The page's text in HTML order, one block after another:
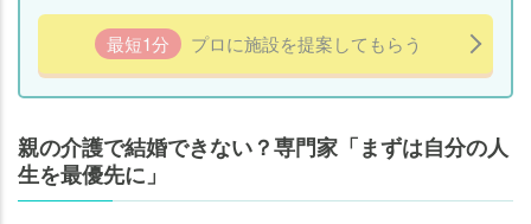
最短1分 プロに施設を提案してもらう
親の介護で結婚できない？専門家「まずは自分の人
生を最優先に」